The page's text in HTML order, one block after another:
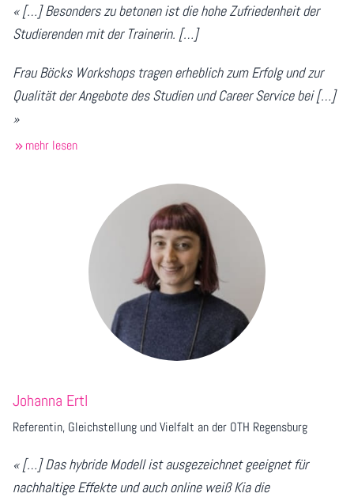
« […] Besonders zu betonen ist die hohe Zufriedenheit der
Studierenden mit der Trainerin. […]
Frau Böcks Workshops tragen erheblich zum Erfolg und zur
Qualität der Angebote des Studien und Career Service bei […]
»
mehr lesen
Johanna Ertl
Referentin, Gleichstellung und Vielfalt an der OTH Regensburg
« […] Das hybride Modell ist ausgezeichnet geeignet für
nachhaltige Effekte und auch online weiß Kia die